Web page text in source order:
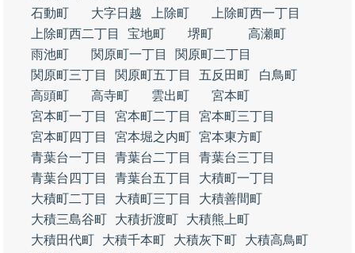
石動町
大字日越 上除町
上除町西一丁目
上除町西二丁目
宝地町 堺町
高瀬町
雨池町
関原町一丁目
関原町二丁目
関原町三丁目
関原町五丁目 五反田町
白鳥町
高頭町
高寺町 雲出町
宮本町
宮本町一丁目
宮本町二丁目
宮本町三丁目
宮本町四丁目
宮本堀之内町 宮本東方町
青葉台一丁目
青葉台二丁目
青葉台三丁目
青葉台四丁目
青葉台五丁目
大積町一丁目
大積町二丁目
大積町三丁目
大積善間町
大積三島谷町
大積折渡町
大積熊上町
大積田代町
大積千本町 大積灰下町
大積高鳥町